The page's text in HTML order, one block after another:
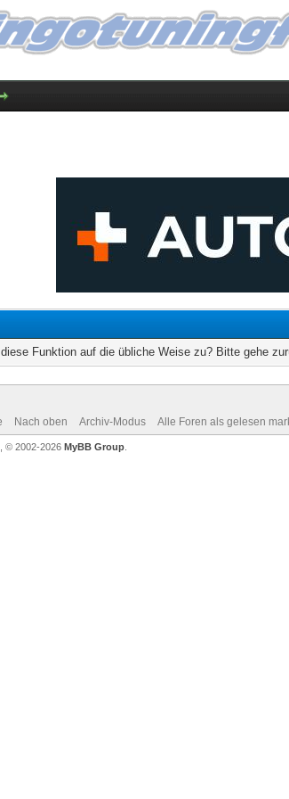
Funktion auf die übliche Weise zu? Bitte gehe
Nach oben Archiv-Modus Alle Foren als gelesen
, © 2002-2026 MyBB Group.